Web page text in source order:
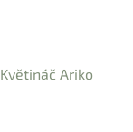
Květináč Ariko